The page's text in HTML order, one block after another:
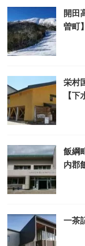
開田
曽町】
栄村
【下
飯綱
内郡
一茶